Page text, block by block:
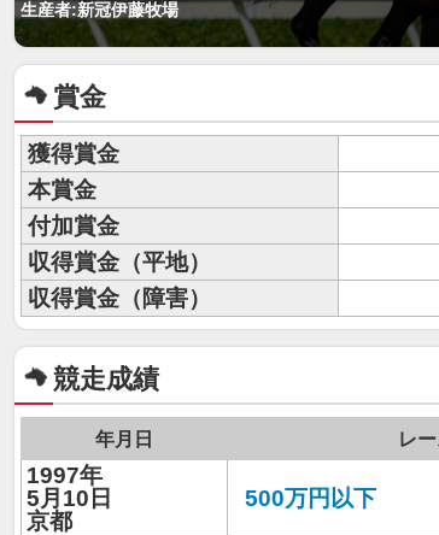
生産者:新冠伊藤牧場
賞金
獲得賞金
本賞金
付加賞金
収得賞金（平地）
収得賞金（障害）
競走成績
年月日 レ
1997年
5月10日
京都
500万円以下